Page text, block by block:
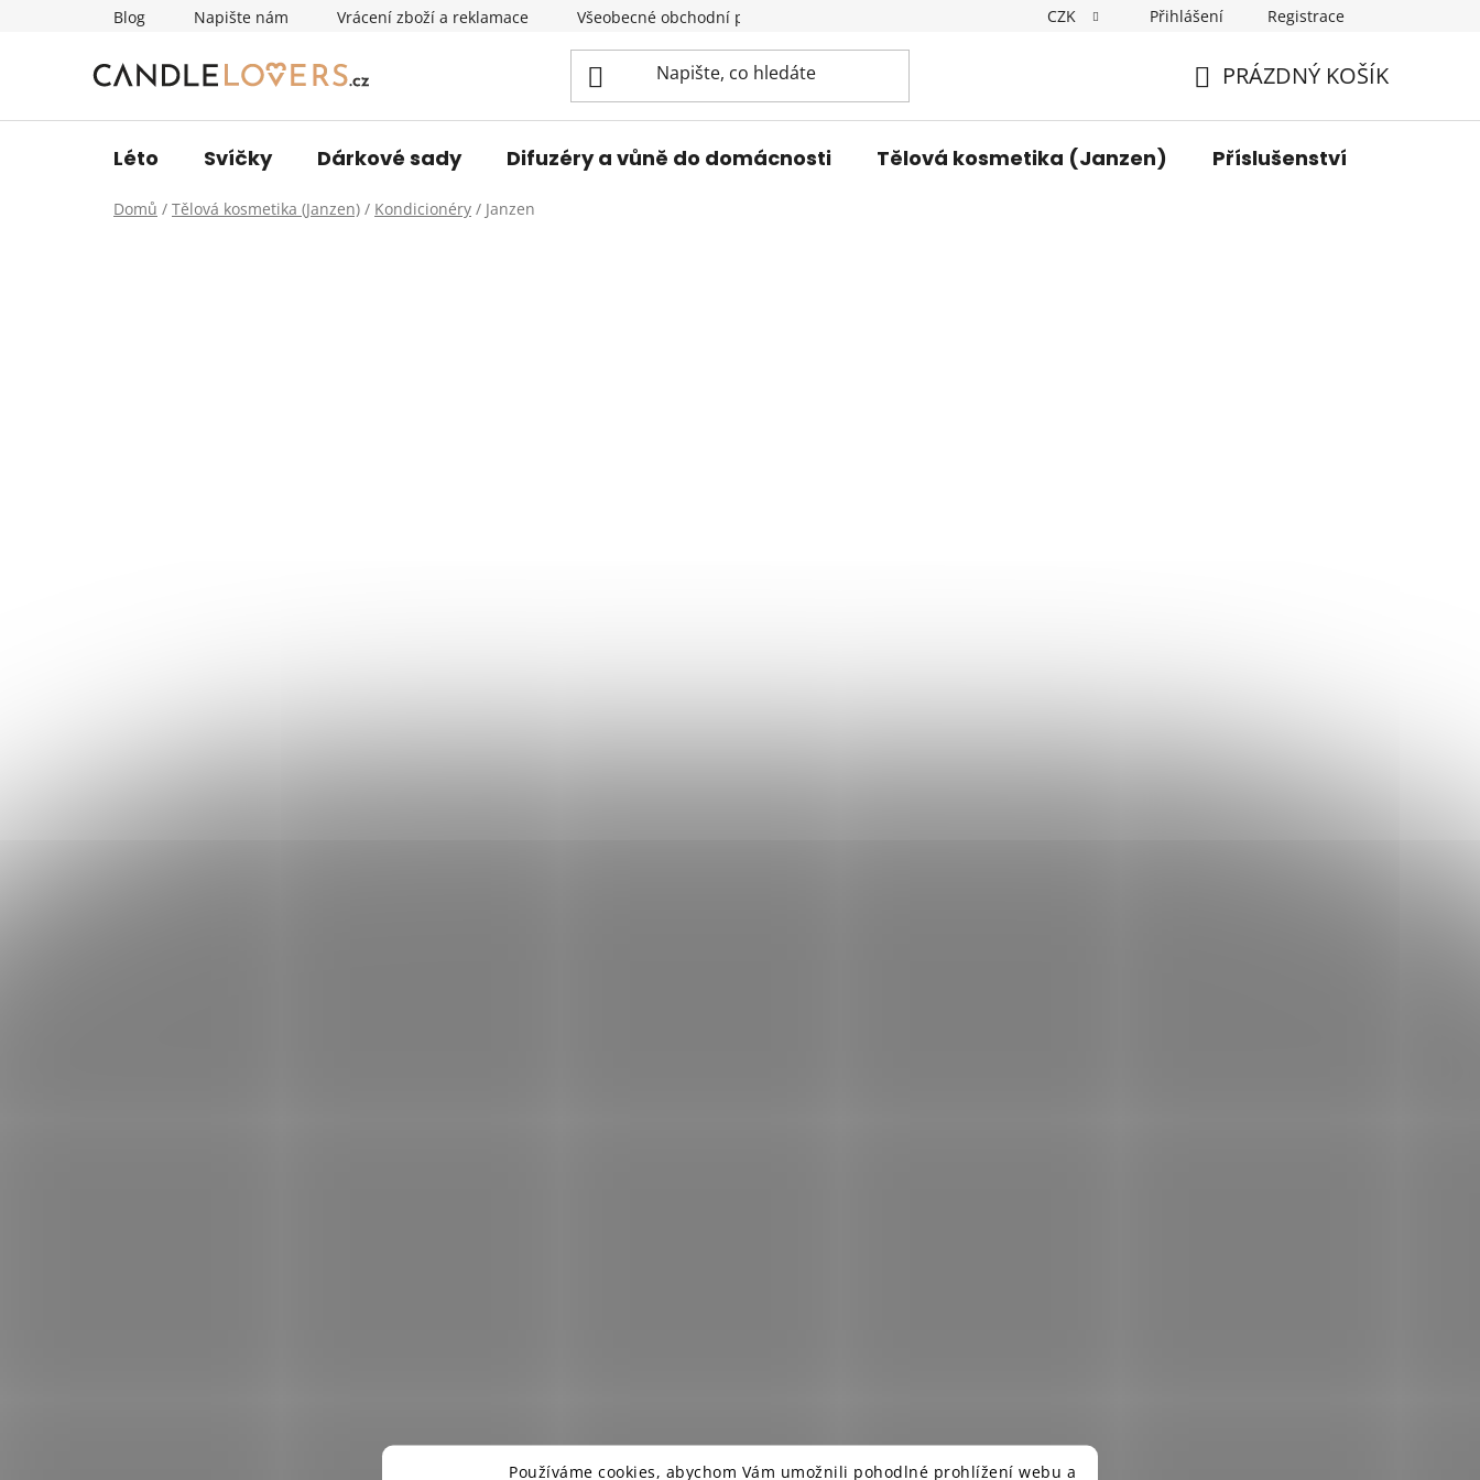
Používáme cookies, abychom Vám umožnili pohodlné prohlížení webu a
Blog Napište nám Vrácení zboží a reklamace Všeobecné obchodní podmínky Podmínky ochrany osobních údajů Kontakt
CZK Přihlášení Registrace
KOŠÍK
PRÁZDNÝ KOŠÍK
Léto Svíčky Dárkové sady Difuzéry a vůně do domácnosti Tělová kosmetika (Janzen) Příslušenství
Domů / Tělová kosmetika (Janzen) / Kondicionéry / Janzen